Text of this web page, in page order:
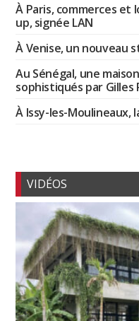
À Paris, commerces et
up, signée LAN
À Venise, un nouveau
Au Sénégal, une
sophistiqués par Gilles
À Issy-les-Moulineaux,
VIDÉOS